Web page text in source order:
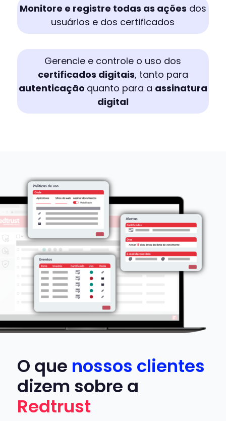
Monitore e registre todas as ações dos
usuários e dos certificados
Gerencie e controle o uso dos
certificados digitais, tanto para
autenticação quanto para a assinatura
digital
O que nossos clientes
dizem sobre a
Redtrust